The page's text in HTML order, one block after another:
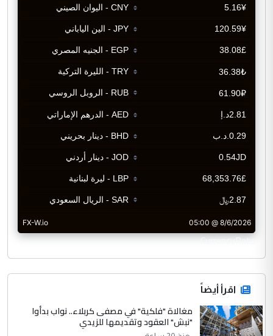
CurrencyRate
اقرأ أيضاً
مغالاة "فلكية" في مصفى كربلاء.. نواب بدأوا
"نبش" العقود وتقديمها للزيدي